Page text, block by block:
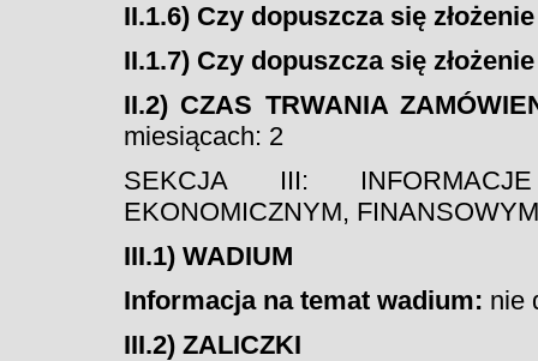
II.1.6) Czy dopuszcza się
II.1.7) Czy dopuszcza się
II.2) CZAS TRWANIA
miesiącach: 2
SEKCJA III:
EKONOMICZNYM,
III.1) WADIUM
Informacja na temat wadium: nie
III.2) ZALICZKI